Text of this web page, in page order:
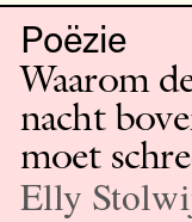
Poëzie
Waarom
nacht
moet
Elly